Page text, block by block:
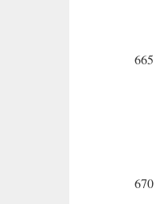
665
670